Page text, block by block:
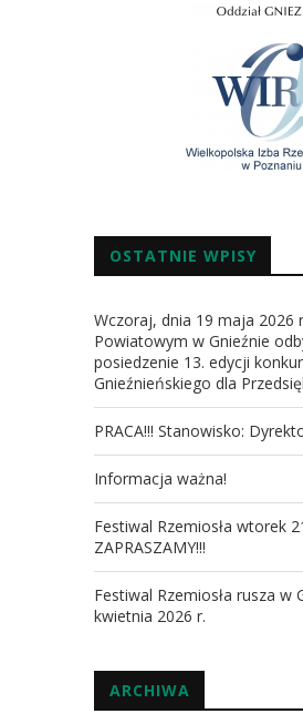
OSTATNIE WPISY
Wczoraj, dnia 19 maja 2026
Powiatowym w Gnieźnie
posiedzenie 13. edycji
Gnieźnieńskiego dla
PRACA!!! Stanowisko:
Informacja ważna!
Festiwal Rzemiosła wtorek
ZAPRASZAMY!!!
Festiwal Rzemiosła rusza w
kwietnia 2026 r.
ARCHIWA